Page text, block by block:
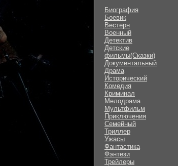
Биография
Боевик
Вестерн
Военный
Детектив
Детские
фильмы(Сказки)
Документальный
Драма
Исторический
Комедия
Криминал
Мелодрама
Мультфильм
Приключения
Семейный
Триллер
Ужасы
Фантастика
Фэнтези
Трейлеры